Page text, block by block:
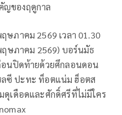
ญของฤดูกาล
ภาคม 2569 เวลา 01.30
ษภาคม 2569) บอร์นมัธ
นปิดท้ายด้วยศึกลอนดอน
ลซี ปะทะ ท็อตแน่ม ฮ็อตส
ดุเดือดและศักดิ์ศรีที่ไม่มีใคร